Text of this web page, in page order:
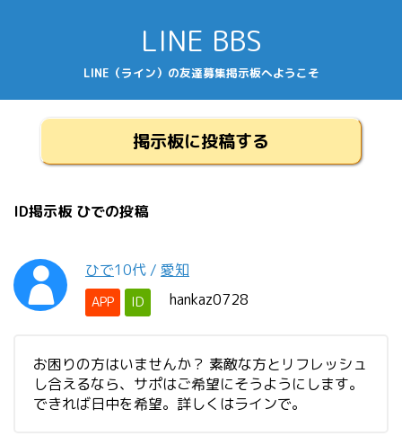
LINE BBS
LINE（ライン）の友達募集掲示板へようこそ
掲示板に投稿する
ID掲示板 ひでの投稿
ひで10代 / 愛知
APP ID hankaz0728
お困りの方はいませんか？ 素敵な方とリフレッシュ
し合えるなら、サポはご希望にそうようにします。
できれば日中を希望。詳しくはラインで。